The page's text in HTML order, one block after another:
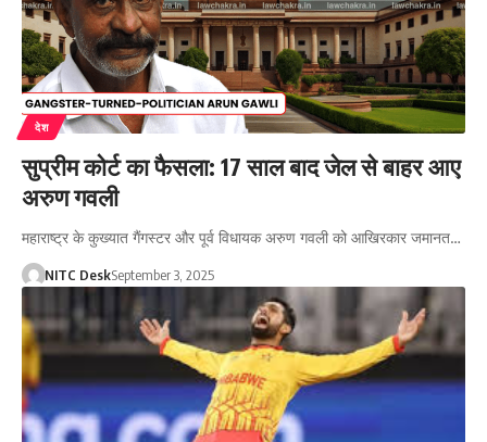
देश
सुप्रीम कोर्ट का फैसला: 17 साल बाद जेल से बाहर आए
अरुण गवली
महाराष्ट्र के कुख्यात गैंगस्टर और पूर्व विधायक अरुण गवली को आखिरकार जमानत…
NITC DeskSeptember 3, 2025